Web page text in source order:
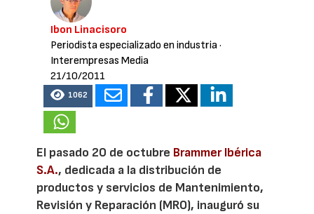
Ibon Linacisoro
Periodista especializado en industria·
Interempresas Media
21/10/2011
1062
El pasado 20 de octubre Brammer Ibérica
S.A., dedicada a la distribución de
productos y servicios de Mantenimiento,
Revisión y Reparación (MRO), inauguró su